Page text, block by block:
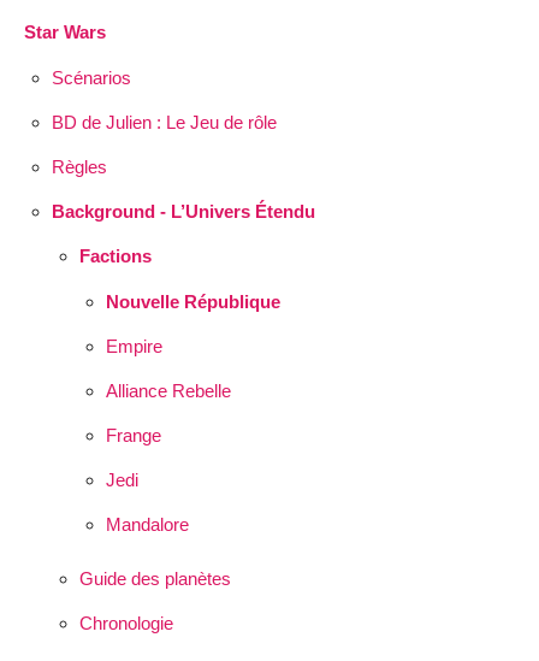
Star Wars
Scénarios
BD de Julien : Le Jeu de rôle
Règles
Background - L’Univers Étendu
Factions
Nouvelle République
Empire
Alliance Rebelle
Frange
Jedi
Mandalore
Guide des planètes
Chronologie